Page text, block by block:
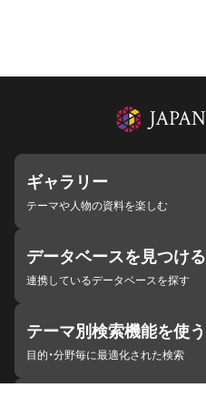
ギャラリー
テーマや人物の資料を楽しむ
データベースを見つける
連携しているデータベースを探す
テーマ別検索機能を使う
目的・分野毎に最適化された検索